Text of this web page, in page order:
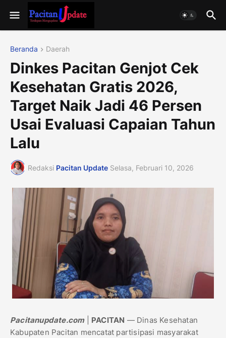
Beranda Daerah
Dinkes Pacitan Genjot Cek
Kesehatan Gratis 2026,
Target Naik Jadi 46 Persen
Usai Evaluasi Capaian Tahun
Lalu
Redaksi Pacitan Update Selasa, Februari 10, 2026
Pacitanupdate.com| PACITAN — Dinas Kesehatan
Kabupaten Pacitan mencatat partisipasi masyarakat